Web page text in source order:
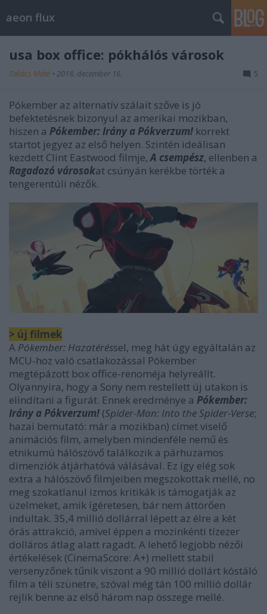
aeon flux
usa box office: pókhálós városok
Takács Máté • 2018. december 16. 5
Pókember az alternatív szálait szőve is jó
befektetésnek bizonyul az amerikai mozikban,
hiszen a Pókember: Irány a Pókverzum! korrekt
startot jegyez az első helyen. Szintén ideálisan
kezdett Clint Eastwood filmje,A csempész, ellenben a
Ragadozó városokat csúnyán kerékbe törték a
tengerentúli nézők.
> új filmek
A Pókember: Hazatéréssel, meg hát úgy egyáltalán az
MCU-hoz való csatlakozással Pókember
megtépázott box office-renoméja helyreállt.
Olyannyira, hogy a Sony nem restellett új utakon is
elindítani a figurát. Ennek eredménye a Pókember:
Irány a Pókverzum! (Spider-Man: Into the Spider-Verse;
hazai bemutató: már a mozikban) címet viselő
animációs film, amelyben mindenféle nemű és
etnikumú hálószövő találkozik a párhuzamos
dimenziók átjárhatóvá válásával. Ez így elég sok
extra a hálószövő filmjeiben megszokottak mellé, no
meg szokatlanul izmos kritikák is támogatják az
üzelmeket, amik ígéretesen, bár nem áttörően
indultak. 35,4 millió dollárral lépett az élre a két
órás attrakció, amivel éppen a mozinkénti tízezer
dolláros átlag alatt ragadt. A lehető legjobb nézői
értékelések (CinemaScore: A+) mellett stabil
versenyzőnek tűnik viszont a 90 millió dollárt kóstáló
film a téli szünetre, szóval még tán 100 millió dollár
rejlik benne az első három nap összege mellé.